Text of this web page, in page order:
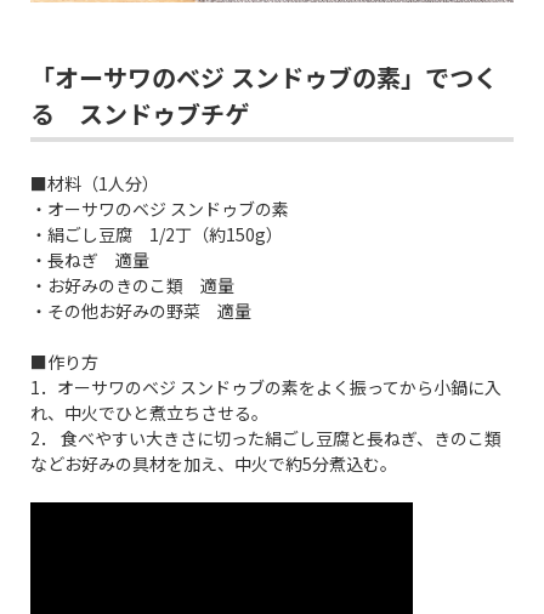
「オーサワのベジ スンドゥブの素」でつく
る スンドゥブチゲ
■材料（1人分）
・オーサワのベジ スンドゥブの素
・絹ごし豆腐 1/2丁（約150g）
・長ねぎ 適量
・お好みのきのこ類 適量
・その他お好みの野菜 適量
■作り方
1．オーサワのベジ スンドゥブの素をよく振ってから小鍋に入
れ、中火でひと煮立ちさせる。
2． 食べやすい大きさに切った絹ごし豆腐と長ねぎ、きのこ類
などお好みの具材を加え、中火で約5分煮込む。